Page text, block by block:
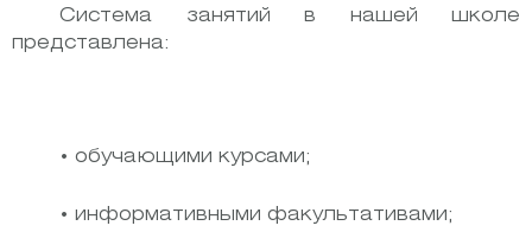
Система занятий в нашей школе
представлена:
• обучающими курсами;
• информативными факультативами;